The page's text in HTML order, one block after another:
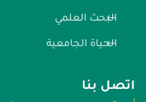
البحث العلمي
الحياة الجامعية
اتصل بنا